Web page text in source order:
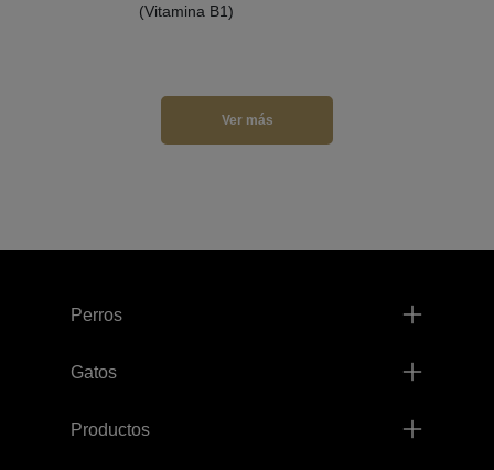
(Vitamina B1)
Ver más
Perros
Gatos
Productos